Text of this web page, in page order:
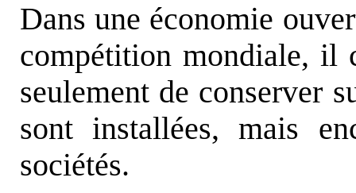
Dans une économie
compétition mondiale, il
seulement de conserver
sont installées, mais
sociétés.